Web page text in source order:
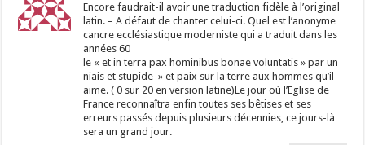
Encore faudrait-il avoir une traduction fidèle à l’original
latin. – A défaut de chanter celui-ci. Quel est l’anonyme
cancre ecclésiastique moderniste qui a traduit dans les
années 60
le « et in terra pax hominibus bonae voluntatis » par un
niais et stupide » et paix sur la terre aux hommes qu’il
aime. ( 0 sur 20 en version latine)Le jour où l’Eglise de
France reconnaîtra enfin toutes ses bêtises et ses
erreurs passés depuis plusieurs décennies, ce jours-là
sera un grand jour.